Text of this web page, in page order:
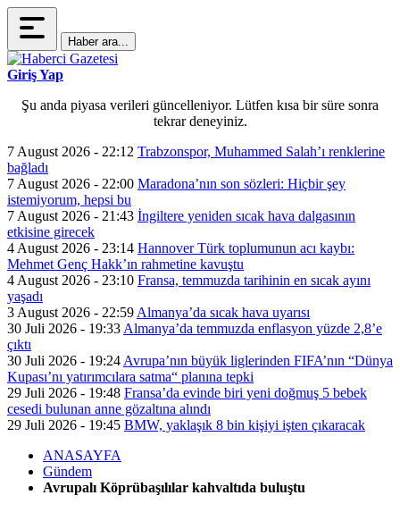
Haber ara...
Giriş Yap
Şu anda piyasa verileri güncelleniyor. Lütfen kısa bir süre sonra
tekrar deneyiniz.
7 August 2026 - 22:12 Trabzonspor, Muhammed Salah’ı renklerine
bağladı
7 August 2026 - 22:00 Maradona’nın son sözleri: Hiçbir şey
istemiyorum, hepsi bu
7 August 2026 - 21:43 İngiltere yeniden sıcak hava dalgasının
etkisine girecek
4 August 2026 - 23:14 Hannover Türk toplumunun acı kaybı:
Mehmet Genç Hakk’ın rahmetine kavuştu
4 August 2026 - 23:10 Fransa, temmuzda tarihinin en sıcak ayını
yaşadı
3 August 2026 - 22:59 Almanya’da sıcak hava uyarısı
30 Juli 2026 - 19:33 Almanya’da temmuzda enflasyon yüzde 2,8’e
çıktı
30 Juli 2026 - 19:24 Avrupa’nın büyük liglerinden FIFA’nın “Dünya
Kupası’nı yatırımcılara satma“ planına tepki
29 Juli 2026 - 19:48 Fransa’da evinde biri yeni doğmuş 5 bebek
cesedi bulunan anne gözaltına alındı
29 Juli 2026 - 19:45 BMW, yaklaşık 8 bin kişiyi işten çıkaracak
ANASAYFA
Gündem
Avrupalı Köprübaşılılar kahvaltıda buluştu